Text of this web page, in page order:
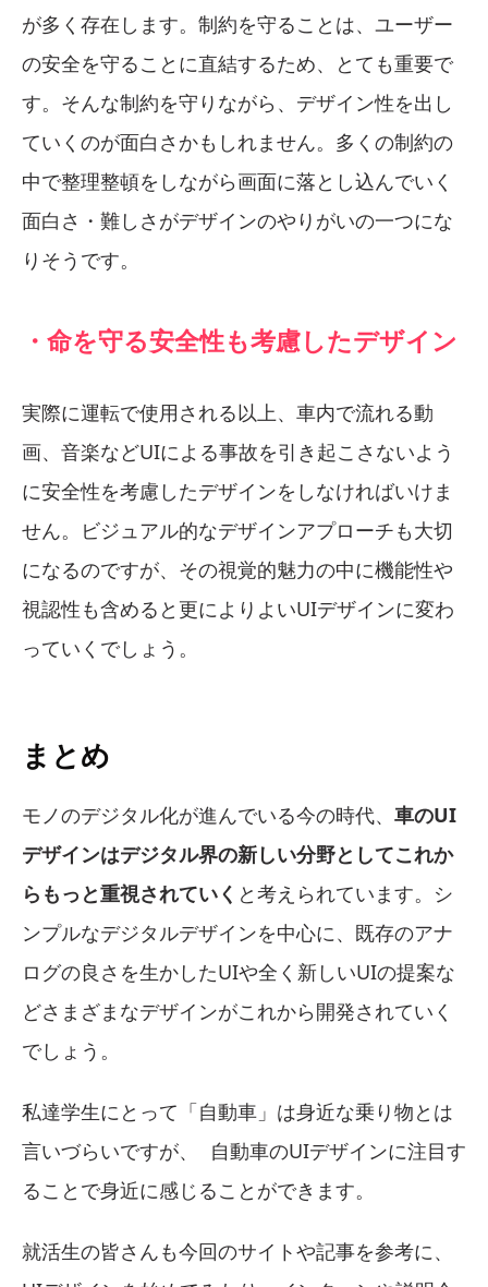
が多く存在します。制約を守ることは、ユーザー
の安全を守ることに直結するため、とても重要で
す。そんな制約を守りながら、デザイン性を出し
ていくのが面白さかもしれません。 多くの制約の
中で整理整頓をしながら画面に落とし込んでいく
面白さ・難しさがデザインのやりがいの一つにな
りそうです。
・命を守る安全性も考慮したデザイン
実際に運転で使用される以上、車内で流れる動
画、音楽などUIによる事故を引き起こさないよう
に安全性を考慮したデザインをしなければいけま
せん。ビジュアル的なデザインアプローチも大切
になるのですが、その視覚的魅力の中に機能性や
視認性も含めると更によりよいUIデザインに変わ
っていくでしょう。
まとめ
モノのデジタル化が進んでいる今の時代、 車のUI
デザインはデジタル界の新しい分野としてこれか
らもっと重視されていく と考えられています。シ
ンプルなデジタルデザインを中心に、既存のアナ
ログの良さを生かしたUIや全く新しいUIの提案な
どさまざまなデザインがこれから開発されていく
でしょう。
私達学生にとって「自動車」は身近な乗り物とは
言いづらいですが、 自動車のUIデザインに注目す
ることで身近に感じることができます。
就活生の皆さんも今回のサイトや記事を参考に、